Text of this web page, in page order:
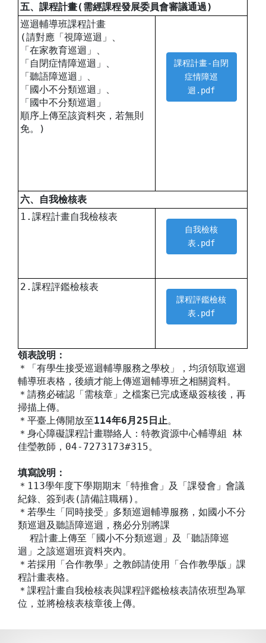
五、課程計畫(需經課程發展委員會審議通過)
巡迴輔導班課程計畫
(請對應「視障巡迴」、
「在家教育巡迴」、
「自閉症情障巡迴」、
「聽語障巡迴」、
「國小不分類巡迴」、
「國中不分類巡迴」
順序上傳至該資料夾，若無則
免。)
課程計畫-自閉
症情障巡
迴.pdf
六、自我檢核表
1.課程計畫自我檢核表
自我檢核
表.pdf
2.課程評鑑檢核表
課程評鑑檢核
表.pdf
領表說明：
＊「有學生接受巡迴輔導服務之學校」，均須領取巡迴
輔導班表格，後續才能上傳巡迴輔導班之相關資料。
＊請務必確認「需核章」之檔案已完成逐級簽核後，再
掃描上傳。
＊平臺上傳開放至114年6月25日止。
＊身心障礙課程計畫聯絡人：特教資源中心輔導組 林
佳瑩教師，04-7273173#315。
填寫說明：
＊113學年度下學期期末「特推會」及「課發會」會議
紀錄、簽到表(請備註職稱)。
＊若學生「同時接受」多類巡迴輔導服務，如國小不分
類巡迴及聽語障巡迴，務必分別將課
程計畫上傳至「國小不分類巡迴」及「聽語障巡
迴」之該巡迴班資料夾內。
＊若採用「合作教學」之教師請使用「合作教學版」課
程計畫表格。
＊課程計畫自我檢核表與課程評鑑檢核表請依班型為單
位，並將檢核表核章後上傳。